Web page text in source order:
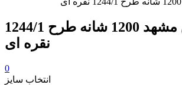
فرش نگین مشهد 1200 شانه طرح 1244/1
نقره ای
0
انتخاب سایز